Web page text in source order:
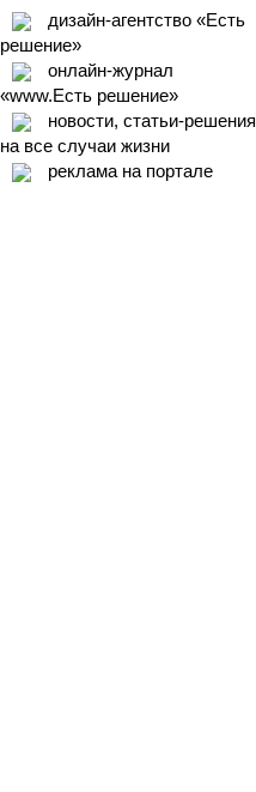
дизайн-агентство «Есть
решение»
онлайн-журнал
«www.Есть решение»
новости, статьи-решения
на все случаи жизни
реклама на портале